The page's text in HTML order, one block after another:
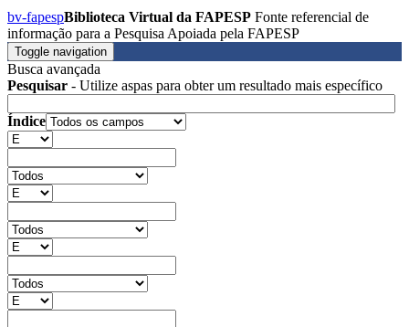
bv-fapespBiblioteca Virtual da FAPESP Fonte referencial de
informação para a Pesquisa Apoiada pela FAPESP
Toggle navigation
Busca avançada
Pesquisar - Utilize aspas para obter um resultado mais específico
Índice